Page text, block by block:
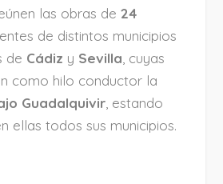
las obras de24
de distintos municipios
de Cádiz y Sevilla , cuyas
como hilo conductor la
Guadalquivir , estando
ellas todos sus municipios.